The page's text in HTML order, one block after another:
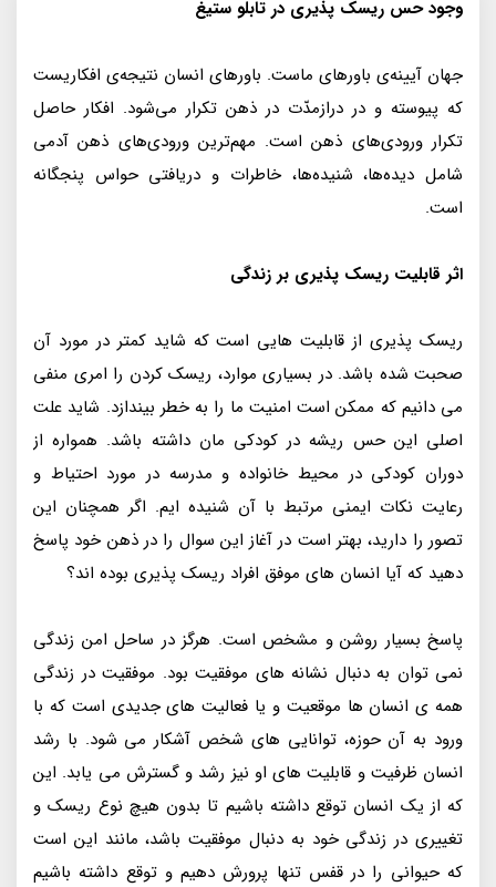
وجود حس ریسک پذیری در تابلو ستیغ
جهان آیینه‌ی باورهای ماست. باورهای انسان نتیجه‌ی افکاریست
که پیوسته و در دراز‌مدّت در ذهن تکرار می‌شود. افکار حاصل
تکرار ورودی‌های ذهن است. مهم‌ترین ورودی‌های ذهن آدمی
شامل دیده‌ها، شنیده‌ها، خاطرات و دریافتی حواس پنجگانه
است.
اثر قابلیت ریسک پذیری بر زندگی
ریسک پذیری از قابلیت هایی است که شاید کمتر در مورد آن
صحبت شده باشد. در بسیاری موارد، ریسک کردن را امری منفی
می دانیم که ممکن است امنیت ما را به خطر بیندازد. شاید علت
اصلی این حس ریشه در کودکی مان داشته باشد. همواره از
دوران کودکی در محیط خانواده و مدرسه در مورد احتیاط و
رعایت نکات ایمنی مرتبط با آن شنیده ایم. اگر همچنان این
تصور را دارید، بهتر است در آغاز این سوال را در ذهن خود پاسخ
دهید که آیا انسان های موفق افراد ریسک پذیری بوده اند؟
پاسخ بسیار روشن و مشخص است. هرگز در ساحل امن زندگی
نمی توان به دنبال نشانه های موفقیت بود. موفقیت در زندگی
همه ی انسان ها موقعیت و یا فعالیت های جدیدی است که با
ورود به آن حوزه، توانایی های شخص آشکار می شود. با رشد
انسان ظرفیت و قابلیت های او نیز رشد و گسترش می یابد. این
که از یک انسان توقع داشته باشیم تا بدون هیچ نوع ریسک و
تغییری در زندگی خود به دنبال موفقیت باشد، مانند این است
که حیوانی را در قفس تنها پرورش دهیم و توقع داشته باشیم